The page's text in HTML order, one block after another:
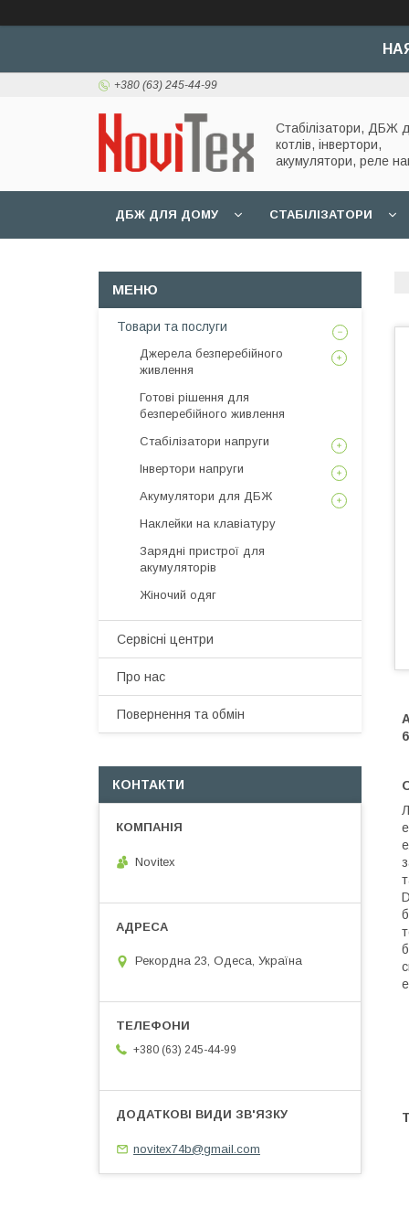
+380 (63) 245-44-99
Стабілізатори, ДБЖ
котлів, інвертори,
акумулятори, реле
ДБЖ ДЛЯ ДОМУ СТАБІЛІЗАТОРИ
Товари та послуги
Джерела безперебійного
живлення
Готові рішення для
безперебійного живлення
Стабілізатори напруги
Інвертори напруги
Акумулятори для ДБЖ
Наклейки на клавіатуру
Зарядні пристрої для
акумуляторів
Жіночий одяг
Сервісні центри
Про нас
Повернення та обмін
КОНТАКТИ
Novitex
Рекордна 23, Одеса, Україна
+380 (63) 245-44-99
novitex74b@gmail.com